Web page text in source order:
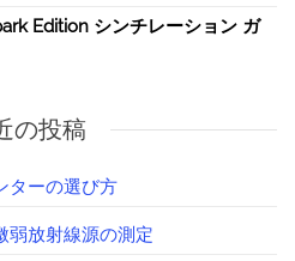
Edition シンチレーション ガ
の投稿
ターの選び方
弱放射線源の測定